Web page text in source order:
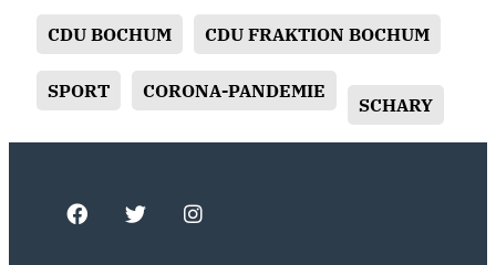
CDU BOCHUM CDU FRAKTION BOCHUM
SPORT CORONA-PANDEMIE
SCHARY